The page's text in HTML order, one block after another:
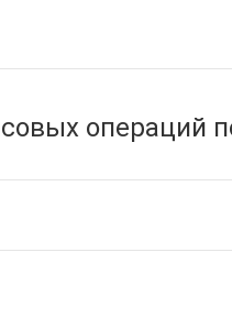
операций